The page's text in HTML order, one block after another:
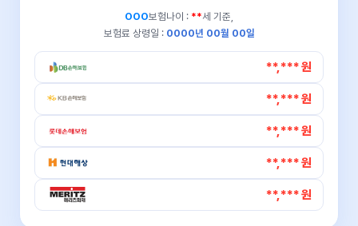
OOO보험나이 : **세 기준,
보험료 상령일 : 0000년 00월 00일
**,*** 원
**,*** 원
**,*** 원
**,*** 원
**,*** 원